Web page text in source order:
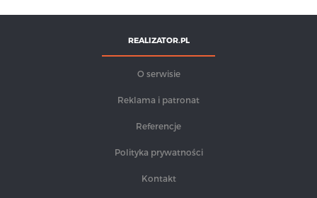
REALIZATOR.PL
O serwisie
Reklama i patronat
Referencje
Polityka prywatności
Kontakt